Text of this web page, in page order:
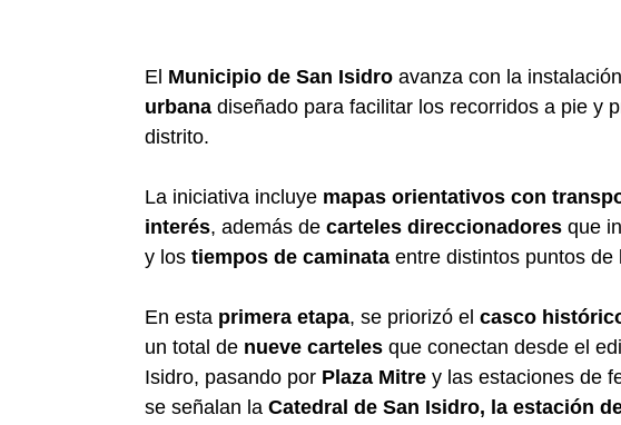
El Municipio de San Isidro avanza con la
urbana diseñado para facilitar los recorridos a pie y
distrito.
La iniciativa incluye mapas orientativos con
interés, además de carteles direccionadores que
y los tiempos de caminata entre distintos puntos de
En esta primera etapa, se priorizó el casco
un total de nueve carteles que conectan desde el
Isidro, pasando por Plaza Mitre y las estaciones de
se señalan la Catedral de San Isidro, la estación